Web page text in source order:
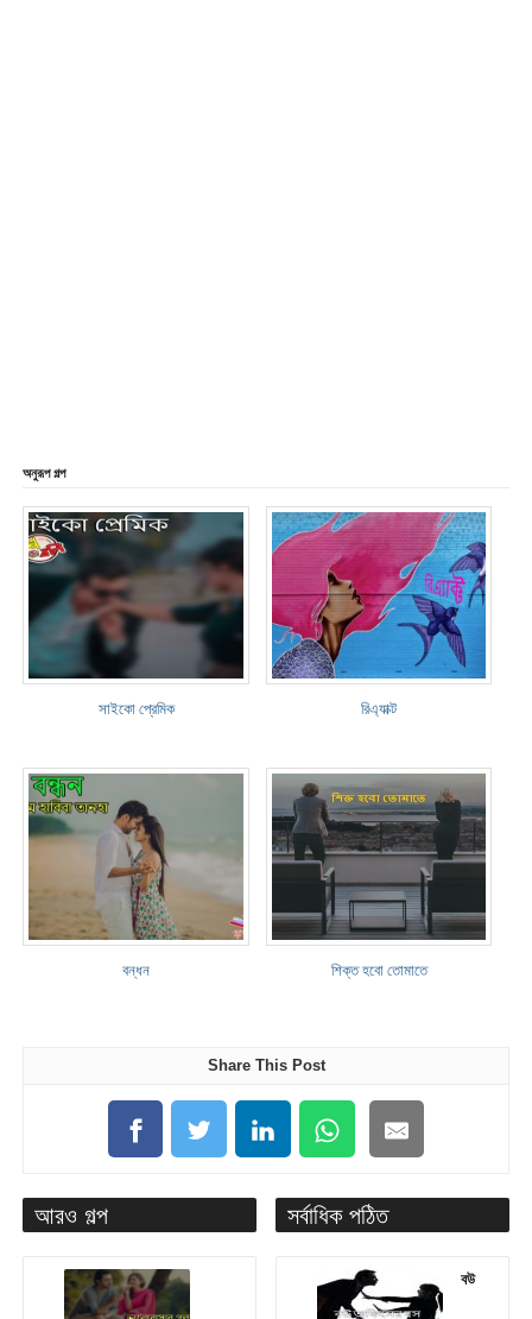
অনুরূপ গল্প
সাইকো প্রেমিক রিএ্যাক্ট
বন্ধন শিক্ত হবো তোমাতে
Share This Post
আরও গল্প সর্বাধিক পঠিত
বউ